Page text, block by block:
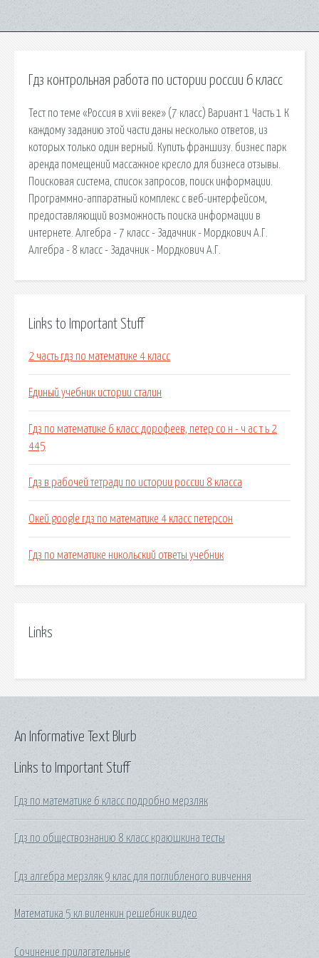
Гдз контрольная работа по истории россии 6 класс
Тест по теме «Россия в xvii веке» (7 класс) Вариант 1 Часть 1 К
каждому заданию этой части даны несколько ответов, из
которых только один верный. Купить франшизу. бизнес парк
аренда помещений массажное кресло для бизнеса отзывы.
Поисковая сиcтема, список запросов, поиск информации.
Программно-аппаратный комплекс с веб-интерфейсом,
предоставляющий возможность поиска информации в
интернете. Алгебра - 7 класс - Задачник - Мордкович А.Г.
Алгебра - 8 класс - Задачник - Мордкович А.Г.
Links to Important Stuff
2 часть гдз по математике 4 класс
Единый учебник истории сталин
Гдз по математике 6 класс дорофеев, петер со н - ч ас т ь 2
445
Гдз в рабочей тетради по истории россии 8 класса
Окей google гдз по математике 4 класс петерсон
Гдз по математике никольский ответы учебник
Links
Links to Important Stuff
Гдз по математике 6 класс подробно мерзляк
Гдз по обществознанию 8 класс краюшкина тесты
Гдз алгебра мерзляк 9 клас для поглибленого вивчення
Математика 5 кл виленкин решебник видео
Сочинение прилагательные
An Informative Text Blurb